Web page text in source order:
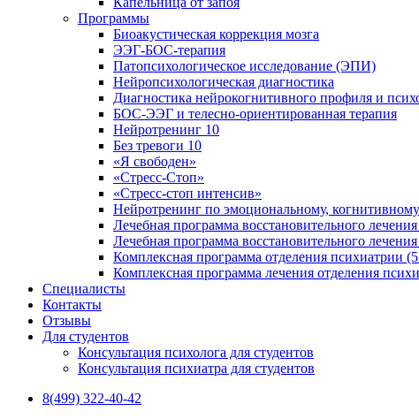
Программы
Биоакустическая коррекция мозга
ЭЭГ-БОС-терапия
Патопсихологическое исследование (ЭПИ)
Нейропсихологическая диагностика
Диагностика нейрокогнитивного профиля и
БОС-ЭЭГ и телесно-ориентированная терапия
Нейротренинг 10
Без тревоги 10
«Я свободен»
«Стресс-Стоп»
«Стресс-стоп интенсив»
Нейротренинг по эмоциональному,
Лечебная программа восстановительного
Лечебная программа восстановительного
Комплексная программа отделения психиатрии
Комплексная программа лечения отделения
Специалисты
Контакты
Отзывы
Для студентов
Консультация психолога для студентов
Консультация психиатра для студентов
8(499) 322-40-42